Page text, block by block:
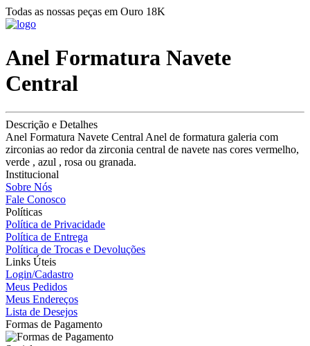
Todas as nossas peças em Ouro 18K
Anel Formatura Navete
Central
Descrição e Detalhes
Anel Formatura Navete Central Anel de formatura galeria com
zirconias ao redor da zirconia central de navete nas cores vermelho,
verde , azul , rosa ou granada.
Institucional
Sobre Nós
Fale Conosco
Políticas
Política de Privacidade
Política de Entrega
Política de Trocas e Devoluções
Links Úteis
Login/Cadastro
Meus Pedidos
Meus Endereços
Lista de Desejos
Formas de Pagamento